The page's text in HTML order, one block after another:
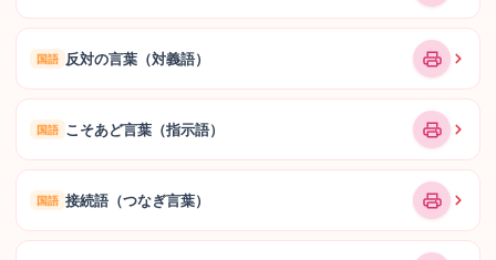
国語 反対の言葉（対義語）
国語 こそあど言葉（指示語）
国語 接続語（つなぎ言葉）